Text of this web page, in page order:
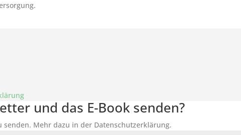
und das E-Book senden?
senden. Mehr dazu in der Datenschutzerklärung.